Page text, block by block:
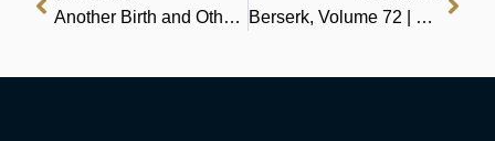
Another Birth and Other Poems : (EPUB) Berserk, Volume 72 | Leia PDFs em Qualquer Lugar